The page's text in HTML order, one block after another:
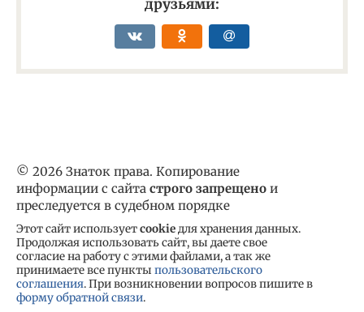
друзьями:
© 2026 Знаток права. Копирование
информации с сайта строго запрещено и
преследуется в судебном порядке
Этот сайт используетcookieдля хранения данных.
Продолжая использовать сайт, вы даете свое
согласие на работу с этими файлами, а так же
принимаете все пункты пользовательского
соглашения. При возникновении вопросов пишите в
форму обратной связи.